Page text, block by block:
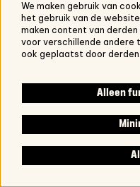
We maken gebruik van
het gebruik van de
maken content van
voor verschillende andere
ook geplaatst door derden.
Alleen